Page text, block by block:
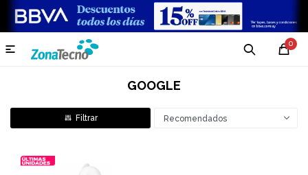
0

GOOGLE
Recomendados